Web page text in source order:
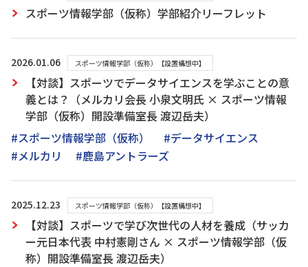
スポーツ情報学部（仮称）学部紹介リーフレット
2026.01.06 スポーツ情報学部（仮称）【設置構想中】
【対談】スポーツでデータサイエンスを学ぶことの意
義とは？（メルカリ会長 小泉文明氏 × スポーツ情報
学部（仮称）開設準備室長 渡辺岳夫）
#スポーツ情報学部（仮称）
#データサイエンス
#メルカリ
#鹿島アントラーズ
2025.12.23 スポーツ情報学部（仮称）【設置構想中】
【対談】スポーツで学び次世代の人材を養成（サッカ
ー元日本代表 中村憲剛さん × スポーツ情報学部（仮
称）開設準備室長 渡辺岳夫）